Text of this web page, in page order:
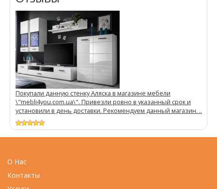
Покупали данную стенку Аляска в магазине мебели
\"mebli4you.com.ua\". Привезли ровно в указанный срок и
установили в день доставки. Рекомендуем данный магазин. ..
О Нас
Контакты